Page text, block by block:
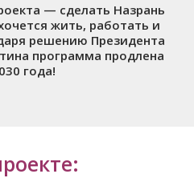
— сделать Назрань
жить, работать и
решению Президента
программа продлена
года!